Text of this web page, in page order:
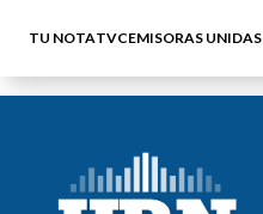
TU NOTATVCEMISORAS UNIDAS